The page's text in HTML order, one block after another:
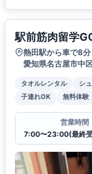
駅前筋肉留学
熱田駅から車で8分
愛知県名古屋市中
タオルレンタル シ
子連れOK
無料体験
営業時間
7:00〜23:00(最終